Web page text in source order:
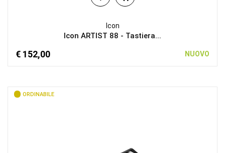
Icon
Icon ARTIST 88 - Tastiera...
€ 152,00 NUOVO
ORDINABILE